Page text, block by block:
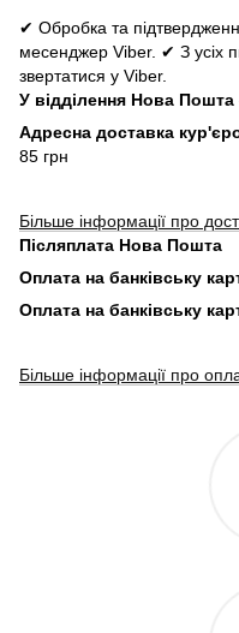
✔ Обробка та
месенджер Viber. ✔ З усіх
звертатися у Viber.
У відділення Нова Пошта
Адресна доставка
85 грн
Більше інформації про
Післяплата Нова Пошта
Оплата на банківську
Оплата на банківську
Більше інформації про